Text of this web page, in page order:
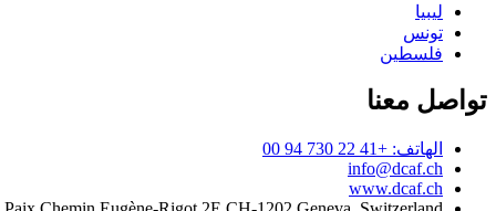
ليبيا
تونس
فلسطين
تواصل معنا
الهاتف: +41 22 730 94 00
info@dcaf.ch
www.dcaf.ch